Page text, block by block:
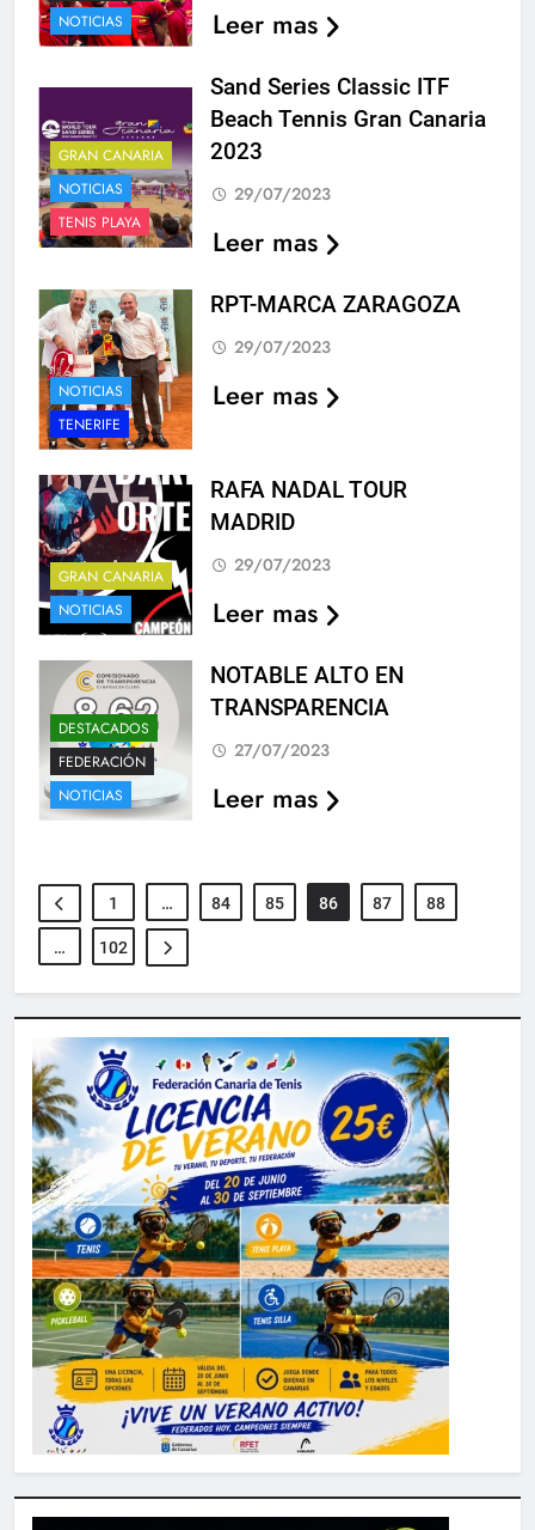
NOTICIAS
Leer mas
GRAN CANARIA
NOTICIAS
TENIS PLAYA
Sand Series Classic ITF
Beach Tennis Gran Canaria
2023
29/07/2023
Leer mas
NOTICIAS
TENERIFE
RPT-MARCA ZARAGOZA
29/07/2023
Leer mas
GRAN CANARIA
NOTICIAS
RAFA NADAL TOUR
MADRID
29/07/2023
Leer mas
DESTACADOS
FEDERACIÓN
NOTICIAS
NOTABLE ALTO EN
TRANSPARENCIA
27/07/2023
Leer mas
1 … 84 85 86 87 88
… 102